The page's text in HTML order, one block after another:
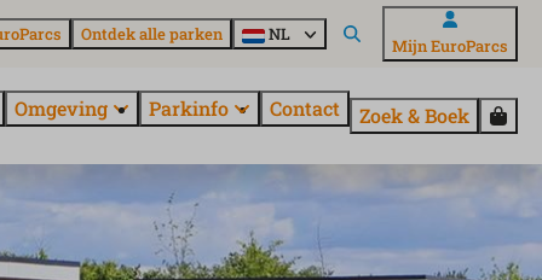
Ontdek alle parken NL
Mijn EuroParcs
Omgeving Parkinfo Contact Zoek & Boek